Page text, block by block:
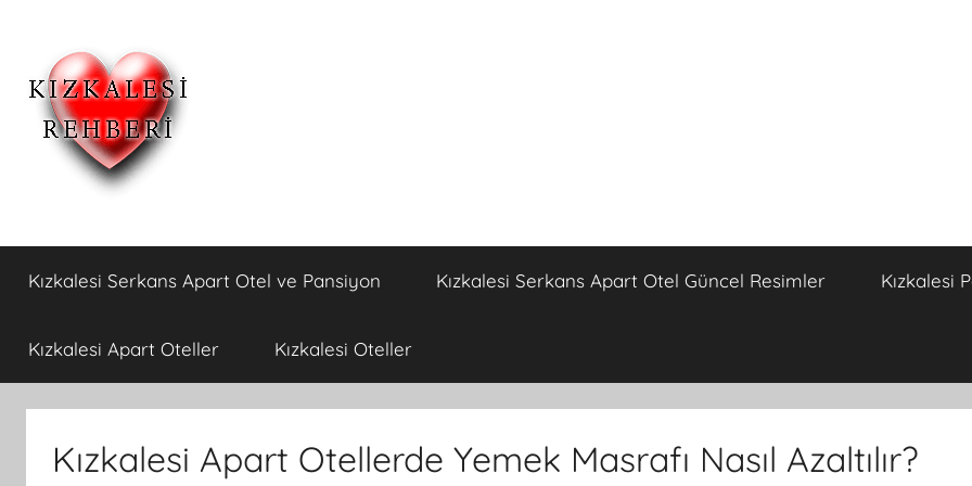
Kızkalesi
Otelleri
ve
Kızkalesi
Ucuz
Pansiyon,Otel
Kızkalesi Serkans Apart Otel ve Pansiyon Kızkalesi Serkans Apart Otel Güncel Resimler Kızkalesi
Kızkalesi Apart Oteller Kızkalesi Oteller
Kızkalesi Apart Otellerde Yemek Masrafı Nasıl Azaltılır?